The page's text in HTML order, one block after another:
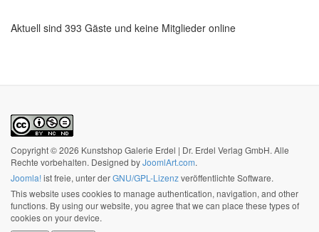
Aktuell sind 393 Gäste und keine Mitglieder online
Copyright © 2026 Kunstshop Galerie Erdel | Dr. Erdel Verlag GmbH. Alle
Rechte vorbehalten. Designed byJoomlArt.com.
Joomla!ist freie, unter derGNU/GPL-Lizenzveröffentlichte Software.
This website uses cookies to manage authentication, navigation, and other
functions. By using our website, you agree that we can place these types of
cookies on your device.